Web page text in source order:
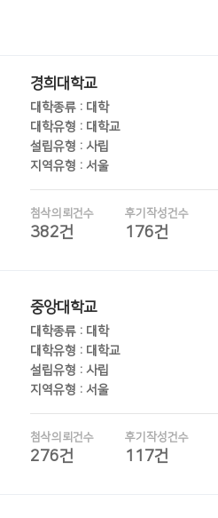
경희대학교
대학종류 : 대학
대학유형 : 대학교
설립유형 : 사립
지역유형 : 서울
첨삭의뢰건수
382건
후기작성건수
176건
중앙대학교
대학종류 : 대학
대학유형 : 대학교
설립유형 : 사립
지역유형 : 서울
첨삭의뢰건수
276건
후기작성건수
117건